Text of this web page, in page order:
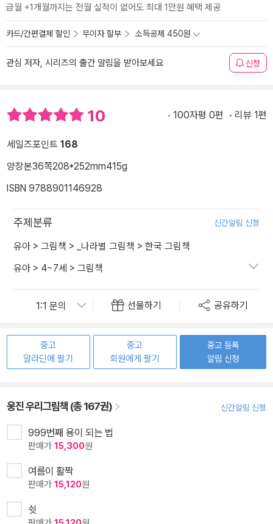
급월 +1개월까지는 전월 실적이 없어도 최대 1만원 혜택 제공
카드/간편결제 할인 무이자 할부 소득공제 450원
관심 저자, 시리즈의 출간 알림을 받아보세요 신청
10 100자평 0편 리뷰 1편
세일즈포인트 168
양장본36쪽208*252mm415g
ISBN 9788901146928
주제분류 신간알림 신청
유아 > 그림책 > _나라별 그림책 > 한국 그림책
유아 > 4~7세 > 그림책
선물하기 공유하기
중고
알라딘에 팔기
중고
회원에게 팔기
중고 등록
알림 신청
웅진 우리그림책 (총 167권) 신간알림 신청
999번째 용이 되는 법
판매가 15,300원
여름이 활짝
판매가 15,120원
쉿